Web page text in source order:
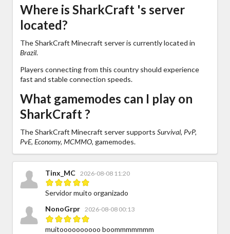
Where is SharkCraft 's server
located?
The SharkCraft Minecraft server is currently located in
Brazil.
Players connecting from this country should experience
fast and stable connection speeds.
What gamemodes can I play on
SharkCraft ?
The SharkCraft Minecraft server supports Survival, PvP,
PvE, Economy, MCMMO, gamemodes.
Tinx_MC 2026-08-08 11:20
Servidor muito organizado
NonoGrpr
2026-08-08 00:13
muitoooooooooo boommmmmmm